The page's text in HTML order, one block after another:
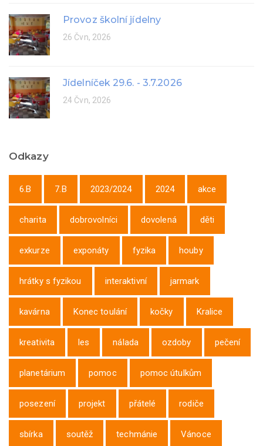
Provoz školní jídelny
26 Čvn, 2026
Jídelníček 29.6. - 3.7.2026
24 Čvn, 2026
Odkazy
6.B 7.B 2023/2024 2024 akce
charita dobrovolníci dovolená děti
exkurze exponáty fyzika houby
hrátky s fyzikou interaktivní jarmark
kavárna Konec toulání kočky Kralice
kreativita les nálada ozdoby pečení
planetárium pomoc pomoc útulkům
posezení projekt přátelé rodiče
sbírka soutěž techmánie Vánoce